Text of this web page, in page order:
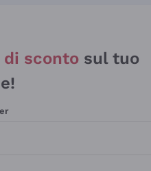
di sconto sul tuo